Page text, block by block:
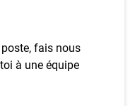
fais nous
à une équipe